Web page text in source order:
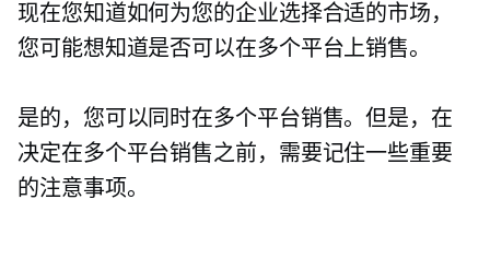
现在您知道如何为您的企业选择合适的市场，
您可能想知道是否可以在多个平台上销售。
是的，您可以同时在多个平台销售。但是，在
决定在多个平台销售之前，需要记住一些重要
的注意事项。